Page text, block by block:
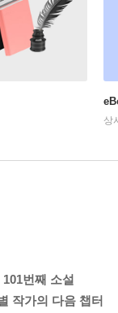
상
번째 소설
작가의 다음 챕터